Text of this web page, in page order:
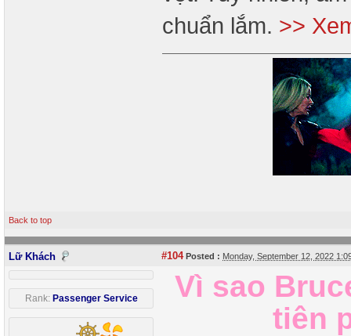
chuẩn lắm. >>
Back to top
Lữ Khách #104Posted : Monday, September 12, 2022
Rank: Passenger Service
Vì sao
tiên